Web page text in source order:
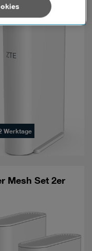
Werktage
Mesh Set 2er
in den USA)
konformen
wirksamen
die ein ähnliches
europäische
Funktion dieser